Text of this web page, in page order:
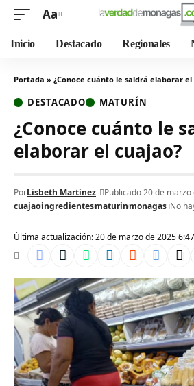
Aa
Inicio Destacado Regionales
Portada » ¿Conoce cuánto le saldrá elaborar el
DESTACADO MATURÍN
¿Conoce cuánto le
elaborar el cuajao?
Última actualización: 20 de marzo de 2025
PorLisbeth Martínez
Publicado 20 de marzo
cuajaoingredientesmaturinmonagas No